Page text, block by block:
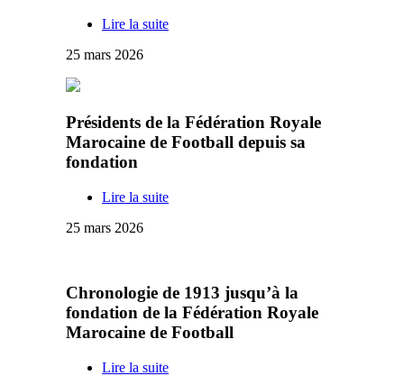
Lire la suite
25 mars 2026
Présidents de la Fédération Royale
Marocaine de Football depuis sa
fondation
Lire la suite
25 mars 2026
Chronologie de 1913 jusqu’à la
fondation de la Fédération Royale
Marocaine de Football
Lire la suite